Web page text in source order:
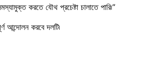
করতে যৌথ প্রচেষ্টা চালাতে পারি৷”
আন্দোলন করবে দলটি৷